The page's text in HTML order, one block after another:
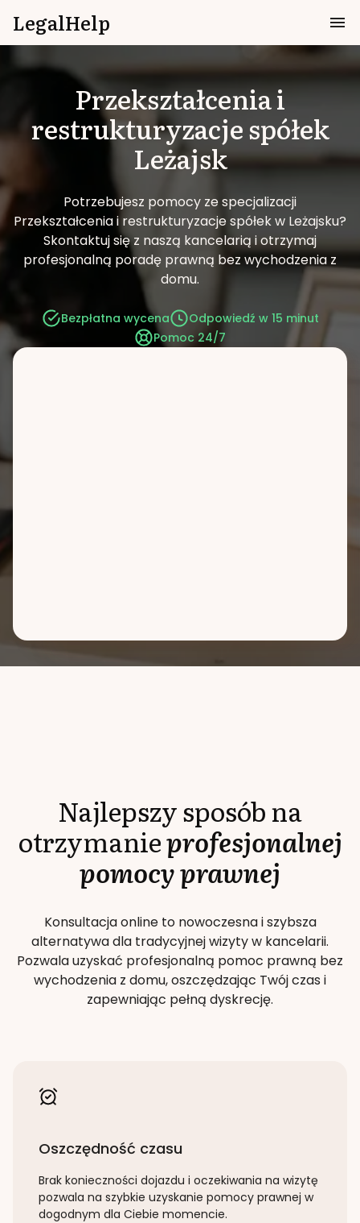
LegalHelp
Przekształcenia i
restrukturyzacje spółek
Leżajsk
Potrzebujesz pomocy ze specjalizacji
Przekształcenia i restrukturyzacje spółek w Leżajsku?
Skontaktuj się z naszą kancelarią i otrzymaj
profesjonalną poradę prawną bez wychodzenia z
domu.
Bezpłatna wycena
Odpowiedź w 15 minut
Pomoc 24/7
Najlepszy sposób na
otrzymanieprofesjonalnej
pomocy prawnej
Konsultacja online to nowoczesna i szybsza
alternatywa dla tradycyjnej wizyty w kancelarii.
Pozwala uzyskać profesjonalną pomoc prawną bez
wychodzenia z domu, oszczędzając Twój czas i
zapewniając pełną dyskrecję.
Oszczędność czasu
Brak konieczności dojazdu i oczekiwania na wizytę
pozwala na szybkie uzyskanie pomocy prawnej w
dogodnym dla Ciebie momencie.